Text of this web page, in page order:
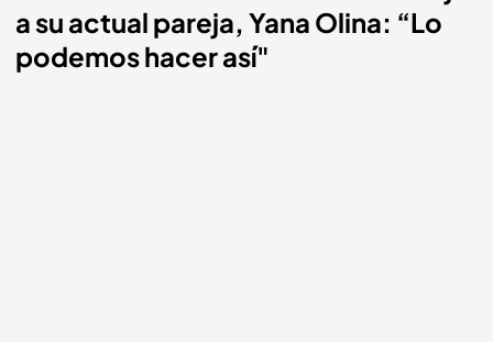
a su actual pareja, Yana Olina: “Lo
podemos hacer así"